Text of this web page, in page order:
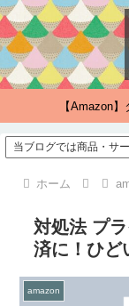
【Amazon
当ブログでは商品・サ
ホーム
対処法 プ
済に！ひど
amazon